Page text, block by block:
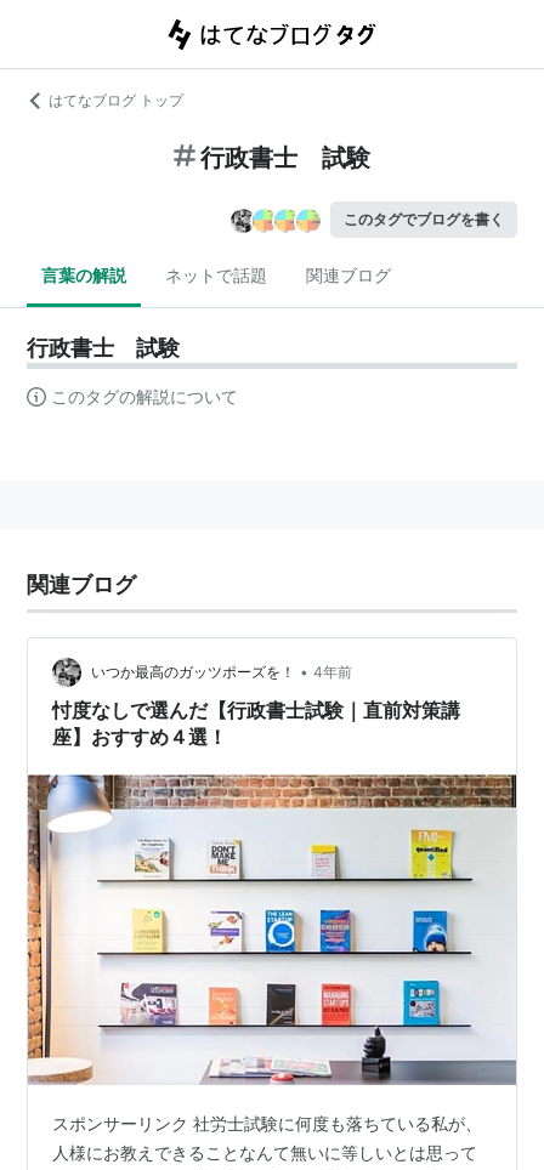
はてなブログ トップ
行政書士 試験
このタグでブログを書く
言葉の解説 ネットで話題 関連ブログ
行政書士 試験
このタグの解説について
関連ブログ
いつか最高のガッツポーズを！ • 4年前
忖度なしで選んだ【行政書士試験｜直前対策講
座】おすすめ４選！
スポンサーリンク 社労士試験に何度も落ちている私が、
人様にお教えできることなんて無いに等しいとは思って